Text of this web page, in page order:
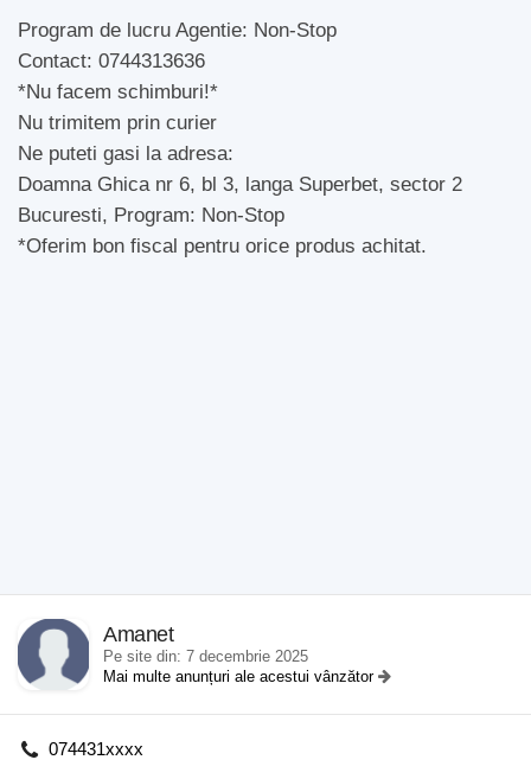
Program de lucru Agentie: Non-Stop
Contact: 0744313636
*Nu facem schimburi!*
Nu trimitem prin curier
Ne puteti gasi la adresa:
Doamna Ghica nr 6, bl 3, langa Superbet, sector 2
Bucuresti, Program: Non-Stop
*Oferim bon fiscal pentru orice produs achitat.
Amanet
Pe site din: 7 decembrie 2025
Mai multe anunțuri ale acestui vânzător
074431xxxx